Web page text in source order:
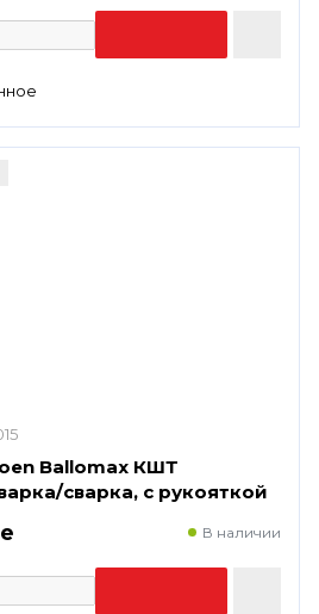
Ballomax КШТ
сварка, с рукояткой
В наличии